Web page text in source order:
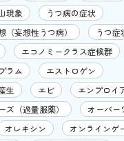
現象
うつ病の症状
（妄想性うつ病）
うつ症
エコノミークラス症候群
ラム
エストロゲン
生
エビ
エンプロイ
ズ（過量服薬）
オーバー
オレキシン
オンラインゲ